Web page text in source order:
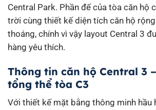
Central Park. Phần đế của tòa căn hộ
trời cùng thiết kế diện tích căn hộ
thoáng, chính vì vậy layout Central 3
hàng yêu thích.
Thông tin căn hộ Central 3
tổng thể tòa C3
Với thiết kế mặt bằng thông minh hầu